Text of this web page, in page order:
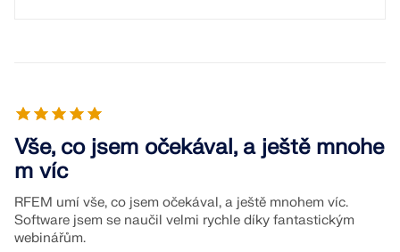
Vše, co jsem očekával, a ještě mnohe
m víc
RFEM umí vše, co jsem očekával, a ještě mnohem víc.
Software jsem se naučil velmi rychle díky fantastickým
webinářům.